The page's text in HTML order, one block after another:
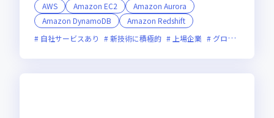
AWS
Amazon EC2
Amazon Aurora
Amazon DynamoDB
Amazon Redshift
自社サービスあり
新技術に積極的 上場企業 グローバル展開